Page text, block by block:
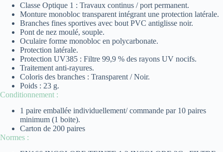
Classe Optique 1 : Travaux continus / port permanent.
Monture monobloc transparent intégrant une protection latérale.
Branches fines sportives avec bout PVC antiglisse noir.
Pont de nez moulé, souple.
Oculaire forme monobloc en polycarbonate.
Protection latérale.
Protection UV385 : Filtre 99,9 % des rayons UV nocifs.
Traitement anti-rayures.
Coloris des branches : Transparent / Noir.
Poids : 23 g.
Conditionnement :
1 paire emballée individuellement/ commande par 10 paires
minimum (1 boite).
Carton de 200 paires
Normes :